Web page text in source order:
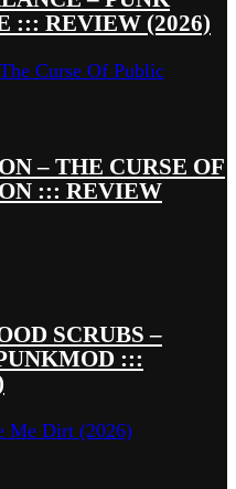
::: REVIEW (2026)
– THE CURSE OF
::: REVIEW
SCRUBS –
:::